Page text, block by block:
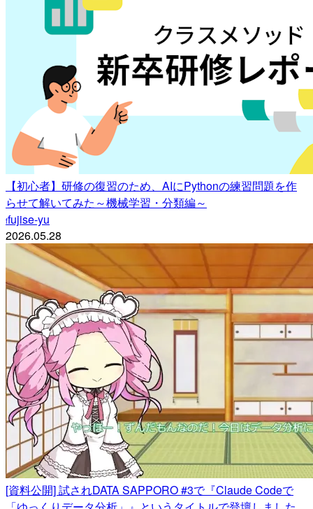
【初心者】研修の復習のため、AIにPythonの練習問題を作
らせて解いてみた～機械学習・分類編～
ffujise-yu
2026.05.28
[資料公開] 試されDATA SAPPORO #3で『Claude Codeで